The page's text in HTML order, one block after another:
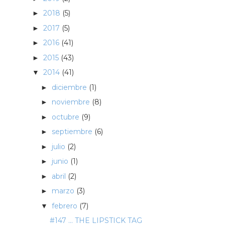
► 2018 (5)
► 2017 (5)
► 2016 (41)
► 2015 (43)
▼ 2014 (41)
► diciembre (1)
► noviembre (8)
► octubre (9)
► septiembre (6)
► julio (2)
► junio (1)
► abril (2)
► marzo (3)
▼ febrero (7)
#147 ... THE LIPSTICK TAG